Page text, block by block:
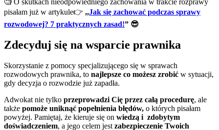
pisałam już w artykule👉 ,,Jak się zachować podczas sprawy
rozwodowej? 7 praktycznych zasad!” 😎
Zdecyduj się na wsparcie prawnika
Skorzystanie z pomocy specjalizującego się w sprawach
rozwodowych prawnika, to najlepsze co możesz zrobić w sytuacji,
gdy decyzja o rozwodzie już zapadła.
Adwokat nie tylko przeprowadzi Cię przez całą procedurę, ale
także pomoże uniknąć popełnienia błędów, o których pisałam
powyżej. Pamiętaj, że kieruje się on wiedzą i zdobytym
doświadczeniem, a jego celem jest zabezpieczenie Twoich